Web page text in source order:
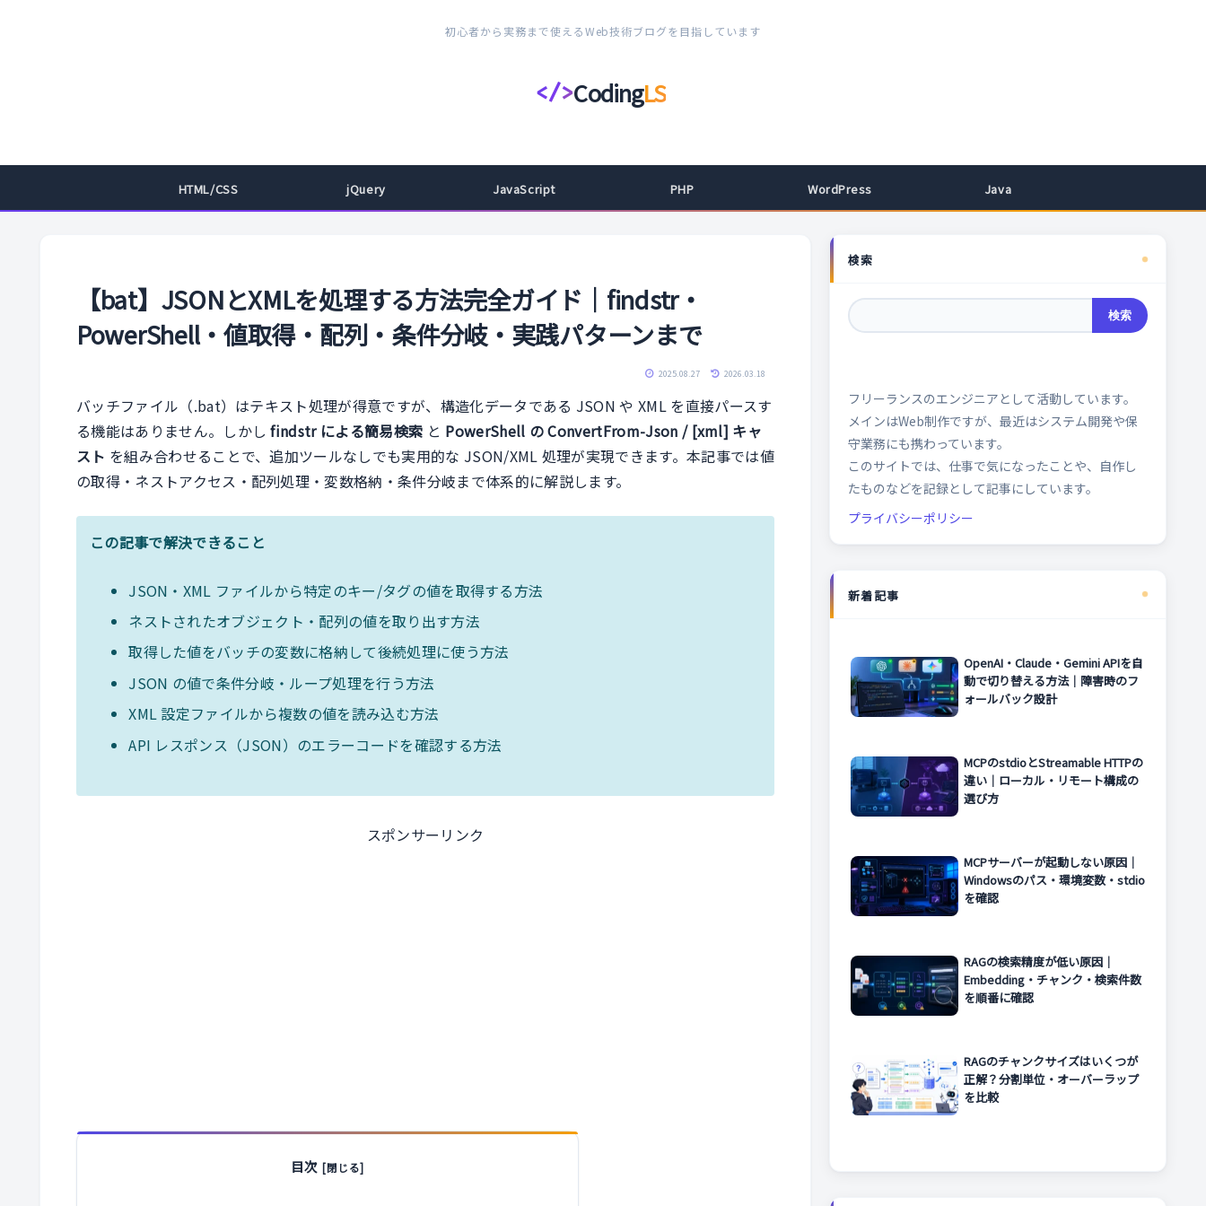
初心者から実務まで使えるWeb技術ブログを目指しています
</>CodingLS
コ
ィ
フ
ス
ル
HTML/CSS jQuery JavaScript PHP WordPress Java
【bat】JSONとXMLを処理する方法完全ガイド｜findstr・
PowerShell・値取得・配列・条件分岐・実践パターンまで
2025.08.27 2026.03.18
バッチファイル（.bat）はテキスト処理が得意ですが、構造化データである JSON や XML を直接パースす
る機能はありません。しかしfindstr による簡易検索 と PowerShell の ConvertFrom-Json / [xml] キャ
スト を組み合わせることで、追加ツールなしでも実用的な JSON/XML 処理が実現できます。本記事では値
の取得・ネストアクセス・配列処理・変数格納・条件分岐まで体系的に解説します。
この記事で解決できること
JSON・XML ファイルから特定のキー/タグの値を取得する方法
ネストされたオブジェクト・配列の値を取り出す方法
取得した値をバッチの変数に格納して後続処理に使う方法
JSON の値で条件分岐・ループ処理を行う方法
XML 設定ファイルから複数の値を読み込む方法
API レスポンス（JSON）のエラーコードを確認する方法
スポンサーリンク
目次
検索
検索
フリーランスのエンジニアとして活動しています。
メインはWeb制作ですが、最近はシステム開発や保
守業務にも携わっています。
このサイトでは、仕事で気になったことや、自作し
たものなどを記録として記事にしています。
プライバシーポリシー
新着記事
OpenAI・Claude・Gemini APIを自
動で切り替える方法｜障害時のフ
ォールバック設計
MCPのstdioとStreamable HTTPの
違い｜ローカル・リモート構成の
選び方
MCPサーバーが起動しない原因｜
Windowsのパス・環境変数・stdio
を確認
RAGの検索精度が低い原因｜
Embedding・チャンク・検索件数
を順番に確認
RAGのチャンクサイズはいくつが
正解？分割単位・オーバーラップ
を比較